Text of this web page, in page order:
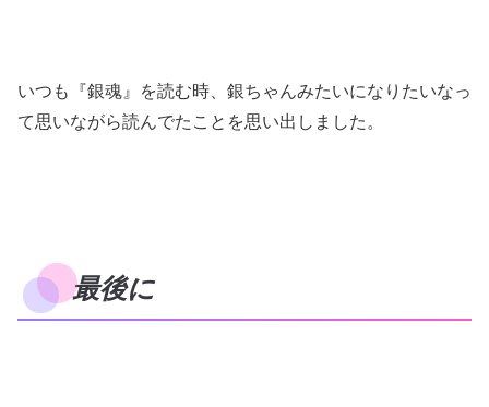
いつも『銀魂』を読む時、銀ちゃんみたいになりたいなっ
て思いながら読んでたことを思い出しました。
最後に